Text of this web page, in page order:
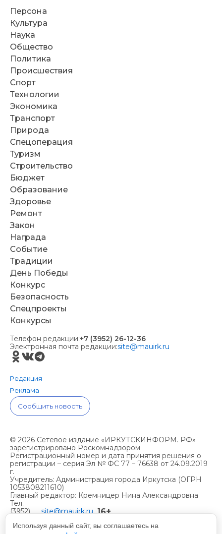
Персона
Культура
Наука
Общество
Политика
Происшествия
Спорт
Технологии
Экономика
Транспорт
Природа
Спецоперация
Туризм
Строительство
Бюджет
Образование
Здоровье
Ремонт
Закон
Награда
Событие
Традиции
День Победы
Конкурс
Безопасность
Спецпроекты
Конкурсы
Телефон редакции:+7 (3952) 26-12-36
Электронная почта редакции:site@mauirk.ru
Редакция
Реклама
Сообщить новость
© 2026 Сетевое издание «ИРКУТСКИНФОРМ. РФ»
зарегистрировано Роскомнадзором
Регистрационный номер и дата принятия решения о
регистрации – серия Эл № ФС 77 – 76638 от 24.09.2019
г.
Учредитель: Администрация города Иркутска (ОГРН
1053808211610)
Главный редактор: Кремницер Нина Александровна
Тел.
(3952)
site@mauirk.ru 16+
Используя данный сайт, вы соглашаетесь на